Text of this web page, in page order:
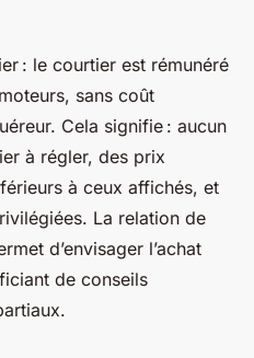
: le courtier est rémunéré
sans coût
Cela signifie : aucun
à régler, des prix
à ceux affichés, et
La relation de
d’envisager l’achat
de conseils